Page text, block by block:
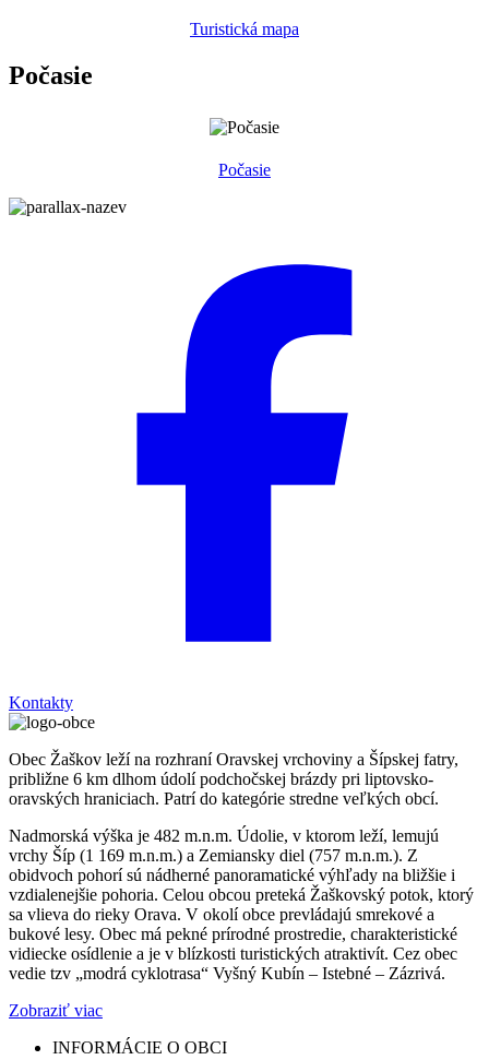
Turistická mapa
Počasie
Počasie
Kontakty
Obec Žaškov leží na rozhraní Oravskej vrchoviny a Šípskej fatry,
približne 6 km dlhom údolí podchočskej brázdy pri liptovsko-
oravských hraniciach. Patrí do kategórie stredne veľkých obcí.
Nadmorská výška je 482 m.n.m. Údolie, v ktorom leží, lemujú
vrchy Šíp (1 169 m.n.m.) a Zemiansky diel (757 m.n.m.). Z
obidvoch pohorí sú nádherné panoramatické výhľady na bližšie i
vzdialenejšie pohoria. Celou obcou preteká Žaškovský potok, ktorý
sa vlieva do rieky Orava. V okolí obce prevládajú smrekové a
bukové lesy. Obec má pekné prírodné prostredie, charakteristické
vidiecke osídlenie a je v blízkosti turistických atraktivít. Cez obec
vedie tzv „modrá cyklotrasa“ Vyšný Kubín – Istebné – Zázrivá.
Zobraziť viac
INFORMÁCIE O OBCI